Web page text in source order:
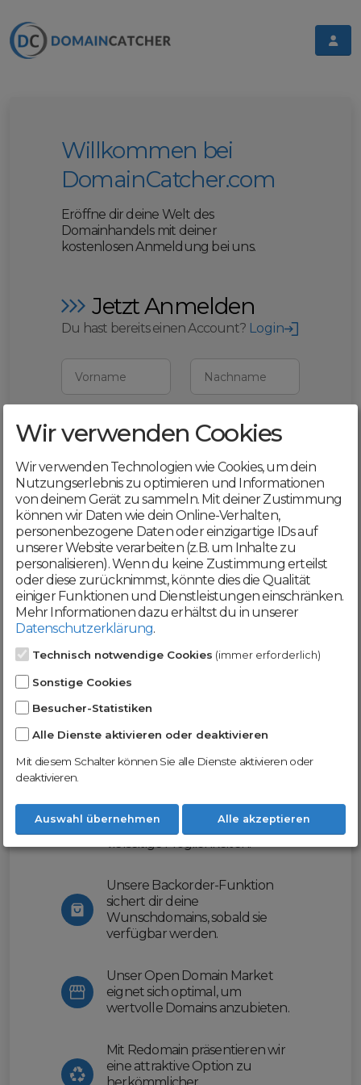
Willkommen bei
DomainCatcher.com
Eröffne dir deine Welt des
Domainhandels mit deiner
kostenlosen Anmeldung bei uns.
Jetzt Anmelden
Du hast bereits einen Account? Login
Vorname Nachname
E-Mail
Mit deiner Registrierung bestätigst du,
dass du dieAGBund
Datenschutzerklärung akzeptierst
Weiter
Werde jetzt Teil der
DomainCatcher-
Community!
Nutze unsere Erfahrung und profitiere
erleichtern wir dir den
Domainhandel und bieten dir
vielseitige Möglichkeiten.
Unsere Backorder-Funktion
sichert dir deine
Wunschdomains, sobald sie
verfügbar werden.
Unser Open Domain Market
eignet sich optimal, um
wertvolle Domains anzubieten.
Mit Redomain präsentieren wir
eine attraktive Option zu
Wir verwenden Cookies
Wir verwenden Technologien wie Cookies, um dein
Nutzungserlebnis zu optimieren und Informationen
von deinem Gerät zu sammeln. Mit deiner Zustimmung
können wir Daten wie dein Online-Verhalten,
personenbezogene Daten oder einzigartige IDs auf
unserer Website verarbeiten (z.B. um Inhalte zu
personalisieren). Wenn du keine Zustimmung erteilst
oder diese zurücknimmst, könnte dies die Qualität
einiger Funktionen und Dienstleistungen einschränken.
Mehr Informationen dazu erhältst du in unserer
Datenschutzerklärung.
Technisch notwendige Cookies (immer erforderlich)
Sonstige Cookies
Besucher-Statistiken
Alle Dienste aktivieren oder deaktivieren
Mit diesem Schalter können Sie alle Dienste aktivieren oder
deaktivieren.
Auswahl übernehmen Alle akzeptieren